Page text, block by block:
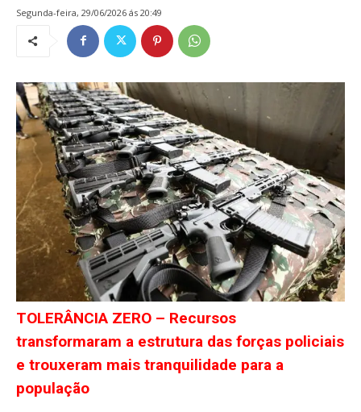
segunda-feira, 29/06/2026 ás 20:49
TOLERÂNCIA ZERO – Recursos
transformaram a estrutura das forças policiais
e trouxeram mais tranquilidade para a
população